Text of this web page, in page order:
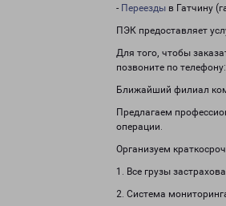
- Переезды в Гатчину
ПЭК предоставляет
Для того, чтобы
позвоните по телефону:
Ближайший филиал
Предлагаем
операции.
Организуем
1. Все грузы
2. Система